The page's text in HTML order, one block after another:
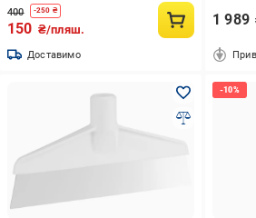
400 -250 ₴
150 ₴/пляш.
Доставимо
1 989